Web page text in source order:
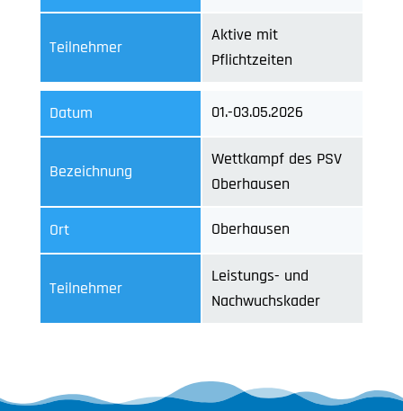
Teilnehmer
Aktive mit
Pflichtzeiten
Datum
Bezeichnung
Ort
Teilnehmer
01.-03.05.2026
Wettkampf des PSV
Oberhausen
Oberhausen
Leistungs- und
Nachwuchskader